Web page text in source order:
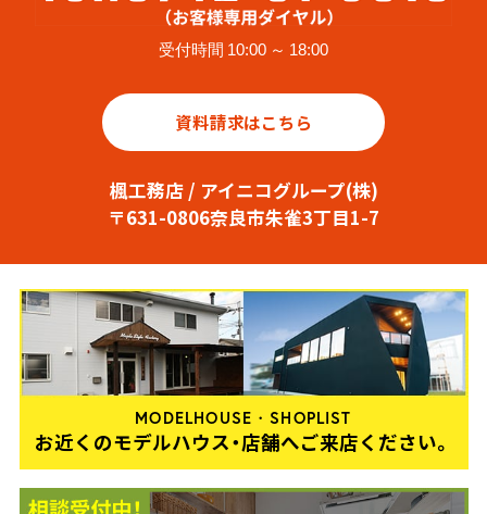
受付時間 10:00 ～ 18:00
資料請求はこちら
楓工務店 / アイニコグループ(株)
〒631-0806奈良市朱雀3丁目1-7
MODELHOUSE・SHOPLIST
お近くのモデルハウス・店舗へご来店ください。